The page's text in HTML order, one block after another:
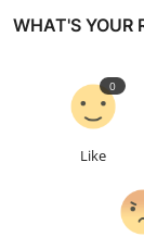
WHAT'S YOUR
Like
0